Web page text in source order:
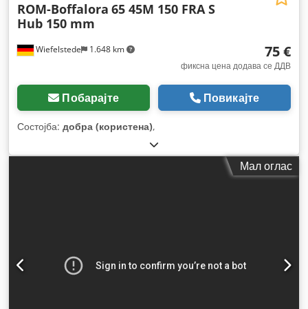
Wiefelstede 1.648 km
ROM-Boffalora 65 45M 150 FRA S
Hub 150 mm
75 €
фиксна цена додава се ДДВ
Побарајте Повикајте
Состојба: добра (користена),
Мал оглас